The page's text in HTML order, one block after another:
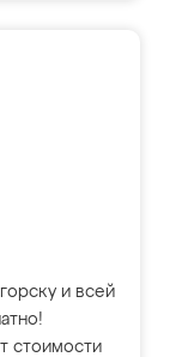
и всей
стоимости